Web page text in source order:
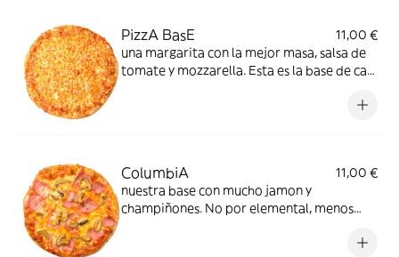
PizzA BasE
11,00 €
una margarita con la mejor masa, salsa de
tomate y mozzarella. Esta es la base de casi
ColumbiA
11,00 €
nuestra base con mucho jamon y
champiñones. No por elemental, menos